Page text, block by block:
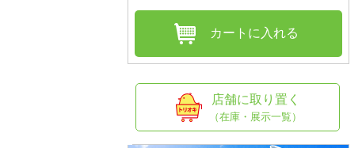
カートに入れる
店舗に取り置く
（在庫・展示一覧）